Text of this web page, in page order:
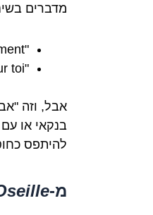
מדברים
"J'ai pas de fric en ce moment." (אין לי כסף כרגע.)
"Tu as du fric sur toi ?" (יש לך כסף עליך?)
אבל, וזה
בנקאי או
להיתפס
מ-